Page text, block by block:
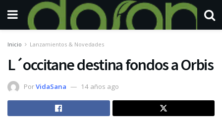
Inicio Lanzamientos & Novedades
L´occitane destina fondos a Orbis
PorVidaSana 14 años ago